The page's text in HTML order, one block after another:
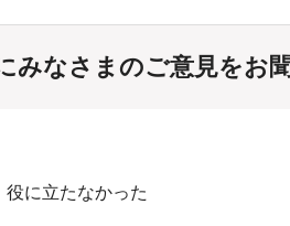
みなさまのご意見をお
役に立たなかった